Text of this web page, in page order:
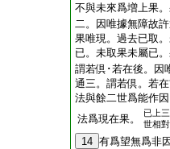
不與未來爲増上果
二。因唯據無障故
果唯現。過去已取
已。未取果未屬已
謂若倶･若在後。因
通三。謂若倶。若
法與餘二世爲能作
法爲現在果。
已上三
世相對
14 有爲望無爲非